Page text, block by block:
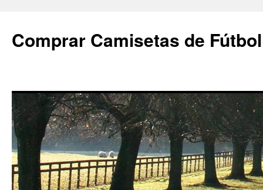
Comprar Camisetas de